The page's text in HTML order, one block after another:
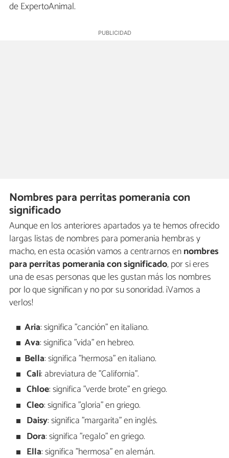
de ExpertoAnimal.
Nombres para perritas pomerania con
significado
Aunque en los anteriores apartados ya te hemos ofrecido
largas listas de nombres para pomerania hembras y
macho, en esta ocasión vamos a centrarnos ennombres
para perritas pomerania con significado, por si eres
una de esas personas que les gustan más los nombres
por lo que significan y no por su sonoridad. ¡Vamos a
verlos!
Aria: significa "canción" en italiano.
Ava: significa "vida" en hebreo.
Bella: significa "hermosa" en italiano.
Cali: abreviatura de "California".
Chloe: significa "verde brote" en griego.
Cleo: significa "gloria" en griego.
Daisy: significa "margarita" en inglés.
Dora: significa "regalo" en griego.
Ella: significa "hermosa" en alemán.